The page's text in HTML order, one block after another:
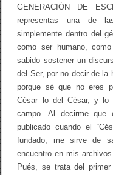
GENERACIÓN DE
representas una de
simplemente dentro del
como ser humano,
sabido sostener un
del Ser, por no decir de la
porque sé que no eres
César lo del César, y lo
campo. Al decirme que
publicado cuando el
fundado, me sirve de
encuentro en mis
Pués, se trata del